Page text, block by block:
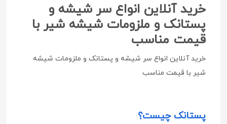
خرید آنلاین انواع سر شیشه و
پستانک و ملزومات شیشه شیر با
قیمت مناسب
خرید آنلاین انواع سر شیشه و پستانک و ملزومات شیشه
شیر با قیمت مناسب
پستانک چیست؟